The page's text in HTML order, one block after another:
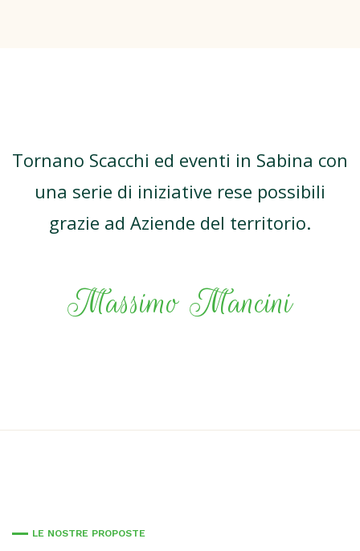
Tornano Scacchi ed eventi in Sabina con
una serie di iniziative rese possibili
grazie ad Aziende del territorio.
Massimo Mancini
LE NOSTRE PROPOSTE